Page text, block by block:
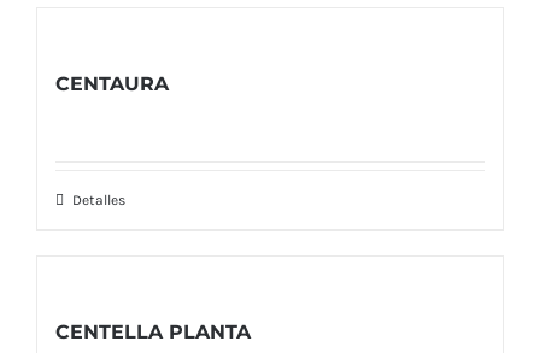
CENTAURA
Detalles
CENTELLA PLANTA